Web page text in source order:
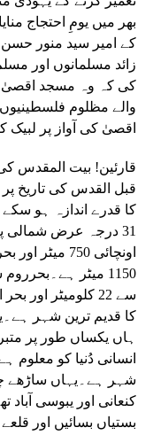
بھر میں یومِ احتجاج
کے امیر سید منور
کی کہ وہ مسجد اقصیٰ
والے مظلوم
اقصیٰ کی آواز پر لبیک
قارئین! بیت المقدس
قبل القدس کی تاریخ
31 درجہ عرض
اونچائی 750
کا قدیم ترین شہر
ہاں یکساں طور پر
شہر ہے۔یہاں ساڑھے